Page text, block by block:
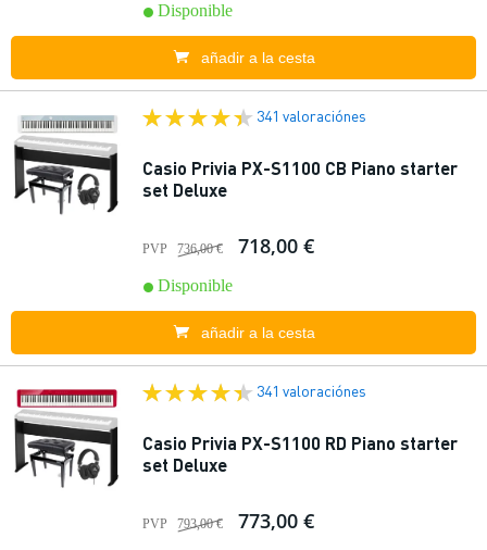
Disponible
añadir a la cesta
341 valoraciónes
Casio Privia PX-S1100 CB Piano starter
set Deluxe
PVP 736,00 € 718,00 €
Disponible
añadir a la cesta
341 valoraciónes
Casio Privia PX-S1100 RD Piano starter
set Deluxe
PVP 793,00 € 773,00 €